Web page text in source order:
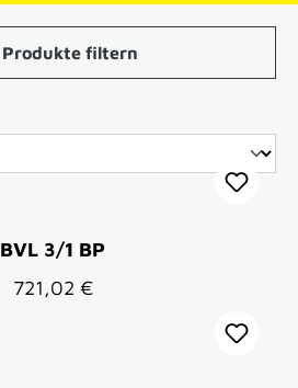
Produkte filtern
BVL 3/1 BP
Regulärer Preis:
721,02 €